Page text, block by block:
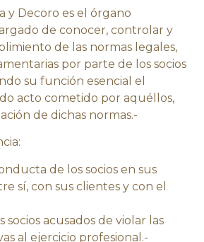
y Decoro es el órgano
de conocer, controlar y
de las normas legales,
por parte de los socios
su función esencial el
acto cometido por aquéllos,
de dichas normas.-
de los socios en sus
sí, con sus clientes y con el
socios acusados de violar las
al ejercicio profesional.-